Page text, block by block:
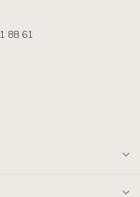
88 61